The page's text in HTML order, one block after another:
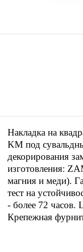
Накладка на
KM под
декорирования
изготовления:
магния и меди).
тест на
- более 72 часов.
Крепежная